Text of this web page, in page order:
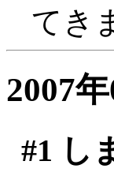
てき
2007
#1 し